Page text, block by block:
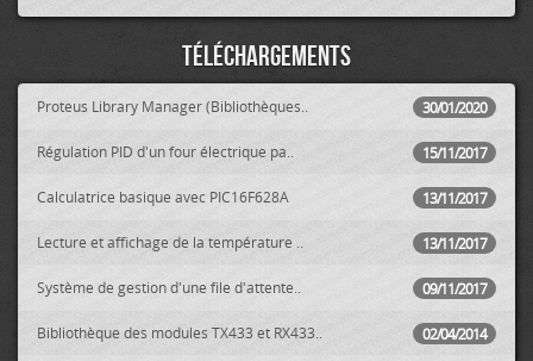
Téléchargements
30/01/2020
Proteus Library Manager (Bibliothèques..
15/11/2017
Régulation PID d'un four électrique pa..
13/11/2017
Calculatrice basique avec PIC16F628A
13/11/2017
Lecture et affichage de la température ..
09/11/2017
Système de gestion d'une file d'attente..
02/04/2014
Bibliothèque des modules TX433 et RX433..